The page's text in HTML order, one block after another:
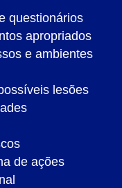
questionários
apropriados
e ambientes
lesões
de ações